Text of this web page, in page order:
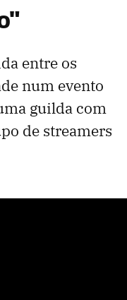
entre os
num evento
guilda com
de streamers